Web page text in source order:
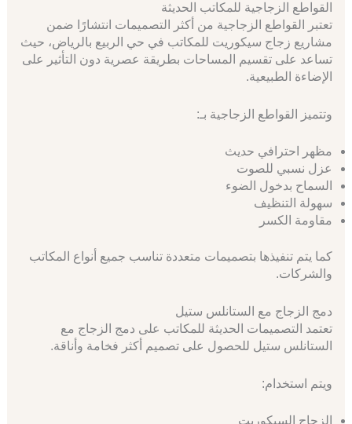
القواطع الزجاجية للمكاتب الحديثة
تعتبر القواطع الزجاجية من أكثر التصميمات انتشارًا ضمن
مشاريع زجاج سيكوريت للمكاتب في حي الربيع بالرياض، حيث
تساعد على تقسيم المساحات بطريقة عصرية دون التأثير على
الإضاءة الطبيعية.
وتتميز القواطع الزجاجية بـ:
مظهر احترافي حديث
عزل نسبي للصوت
السماح بدخول الضوء
سهولة التنظيف
مقاومة الكسر
كما يتم تنفيذها بتصميمات متعددة تناسب جميع أنواع المكاتب
والشركات.
دمج الزجاج مع الستانلس ستيل
تعتمد التصميمات الحديثة للمكاتب على دمج الزجاج مع
الستانلس ستيل للحصول على تصميم أكثر فخامة وأناقة.
ويتم استخدام:
الزجاج السيكوريت